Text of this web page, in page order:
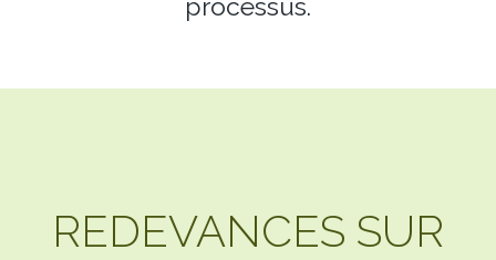
processus.
REDEVANCES SUR